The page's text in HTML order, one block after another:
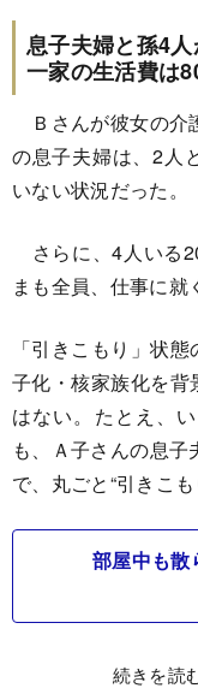
息子夫婦と孫4
一家の生活費は
Ｂさんが彼女の介
の息子夫婦は、2人
いない状況だった。
さらに、4人いる
まも全員、仕事に就
「引きこもり」状
子化・核家族化を
はない。たとえ、
も、Ａ子さんの息
で、丸ごと“引きこ
部屋中も散
続きを読